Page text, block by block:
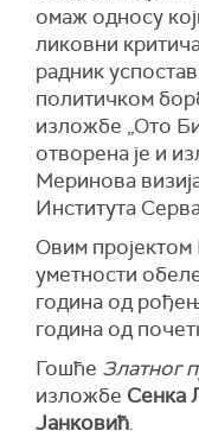
омаж односу
ликовни
радник
политичком
изложбе „Ото
отворена је и
Меринова
Института
Овим пројектом
уметности
година од
година од
Гошће Златног
изложбе Сенка
Јанковић.